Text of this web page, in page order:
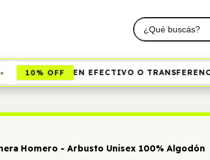
10% OFF EN EFECTIVO O TRANSFERENCIA
Homero - Arbusto Unisex 100% Algodón